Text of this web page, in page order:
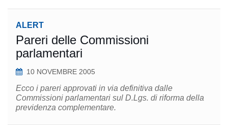
ALERT
Pareri delle Commissioni
parlamentari
10 NOVEMBRE 2005
Ecco i pareri approvati in via definitiva dalle
Commissioni parlamentari sul D.Lgs. di riforma della
previdenza complementare.